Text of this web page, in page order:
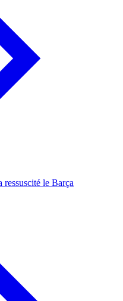
ressuscité le Barça